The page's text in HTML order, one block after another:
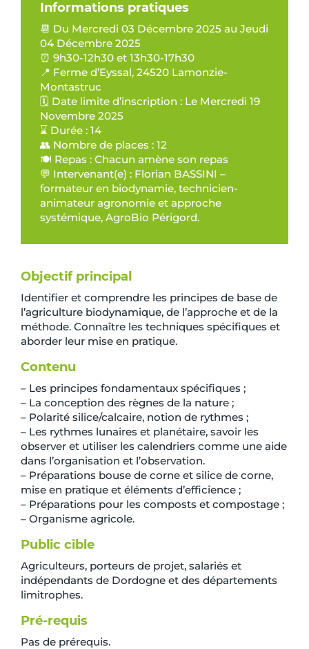
Informations pratiques
📆 Du Mercredi 03 Décembre 2025 au Jeudi
04 Décembre 2025
⏰ 9h30-12h30 et 13h30-17h30
📍 Ferme d’Eyssal, 24520 Lamonzie-
Montastruc
🗓️ Date limite d’inscription : Le Mercredi 19
Novembre 2025
⌛ Durée : 14
👥 Nombre de places : 12
🍽️ Repas : Chacun amène son repas
💬 Intervenant(e) : Florian BASSINI –
formateur en biodynamie, technicien-
animateur agronomie et approche
systémique, AgroBio Périgord.
Objectif principal
Identifier et comprendre les principes de base de
l’agriculture biodynamique, de l’approche et de la
méthode. Connaître les techniques spécifiques et
aborder leur mise en pratique.
Contenu
– Les principes fondamentaux spécifiques ;
– La conception des règnes de la nature ;
– Polarité silice/calcaire, notion de rythmes ;
– Les rythmes lunaires et planétaire, savoir les
observer et utiliser les calendriers comme une aide
dans l’organisation et l’observation.
– Préparations bouse de corne et silice de corne,
mise en pratique et éléments d’efficience ;
– Préparations pour les composts et compostage ;
– Organisme agricole.
Public cible
Agriculteurs, porteurs de projet, salariés et
indépendants de Dordogne et des départements
limitrophes.
Pré-requis
Pas de prérequis.